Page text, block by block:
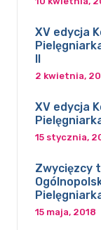
XV edycja
2 kwietnia,
XV edycja
15 stycznia,
Zwycięzcy
15 maja, 2018